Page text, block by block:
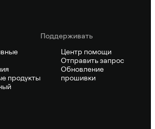
продукты
Поддерживать
Центр помощи
Отправить запрос
Обновление
прошивки